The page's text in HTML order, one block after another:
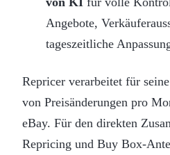
Angebote,
tageszeitliche
Repricer verarbeitet für
von Preisänderungen pro
eBay. Für den direkten
Repricing und Buy Box-